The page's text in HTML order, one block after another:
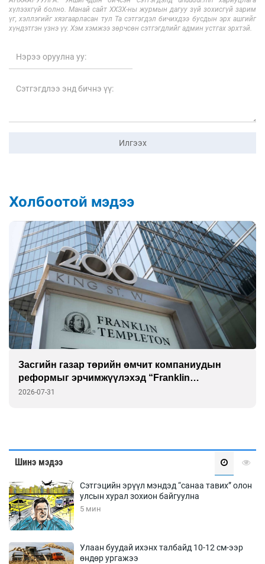
хүлээхгүй болно. Манай сайт ХХЗХ-ны журмын дагуу зүй зохисгүй зарим
үг, хэллэгийг хязгаарласан тул Та сэтгэгдэл бичихдээ бусдын эрх ашгийг
хүндэтгэн үзнэ үү. Хэм хэмжээ зөрчсөн сэтгэгдлийг админ устгах эрхтэй.
Илгээх
Холбоотой мэдээ
Засгийн газар төрийн өмчит компаниудын
реформыг эрчимжүүлэхэд “Franklin
Templeton”-той хамтарна
2026-07-31
Шинэ мэдээ
Сэтгэцийн эрүүл мэндэд “санаа тавих” олон
улсын хурал зохион байгуулна
5 мин
Улаан буудай ихэнх талбайд 10-12 см-ээр
өндөр ургажээ